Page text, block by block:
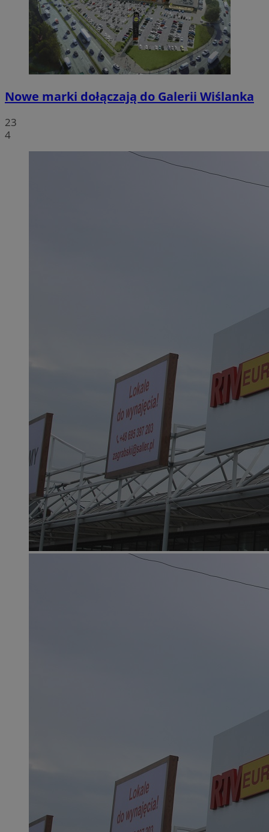
Nowe marki dołączają do Galerii Wiślanka
23
4